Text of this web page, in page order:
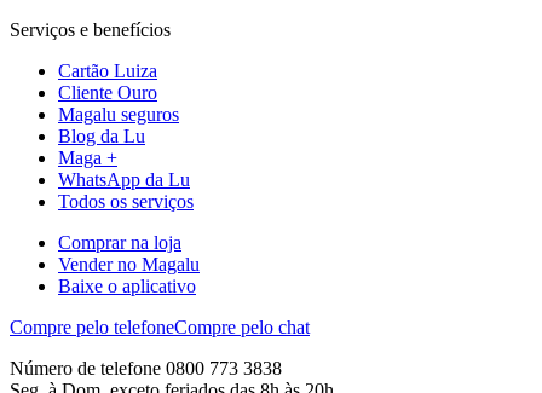
Serviços e benefícios
Cartão Luiza
Cliente Ouro
Magalu seguros
Blog da Lu
Maga +
WhatsApp da Lu
Todos os serviços
Comprar na loja
Vender no Magalu
Baixe o aplicativo
Compre pelo telefoneCompre pelo chat
Número de telefone 0800 773 3838